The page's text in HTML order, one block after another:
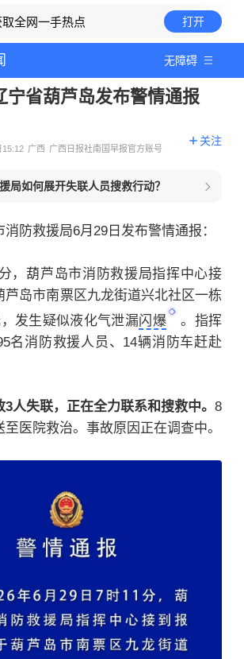
取全网一手热点 打开
无障碍
宁省葫芦岛发布警情通报
15:12 广西 广西日报社南国早报官方账号
关注
局如何展开失联人员搜救行动？
防救援局6月29日发布警情通报：
，葫芦岛市消防救援局指挥中心接
芦岛市南票区九龙街道兴北社区一栋
发生疑似液化气泄漏闪爆
。指挥
名消防救援人员、14辆消防车赶赴
3人失联，正在全力联系和搜救中。 8
医院救治。事故原因正在调查中。